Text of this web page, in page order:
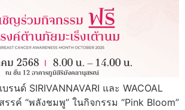
นด์ SIRIVANNAVARI และ WACOAL
รค์ “พลังชมพู” ในกิจกรรม “Pink Bloom”